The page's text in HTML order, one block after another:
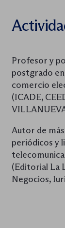
Profesor y
postgrado
comercio
(ICADE,
Autor de
periódicos y
(Editorial La
Negocios,